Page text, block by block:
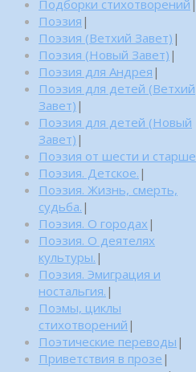
Подборки стихотворений |
Поэзия |
Поэзия (Ветхий Завет) |
Поэзия (Новый Завет) |
Поэзия для Андрея |
Поэзия для детей (Ветхий
Завет) |
Поэзия для детей (Новый
Завет) |
Поэзия от шести и старше
Поэзия. Детское. |
Поэзия. Жизнь, смерть,
судьба. |
Поэзия. О городах |
Поэзия. О деятелях
культуры. |
Поэзия. Эмиграция и
ностальгия. |
Поэмы, циклы
стихотворений |
Поэтические переводы |
Приветствия в прозе |